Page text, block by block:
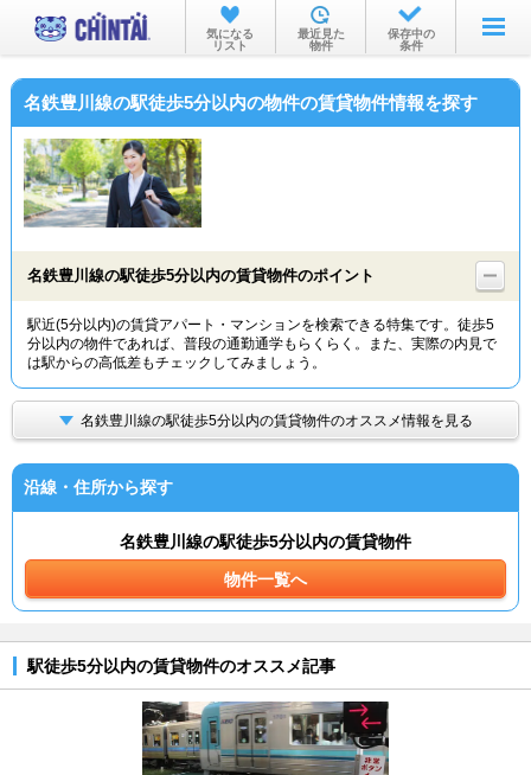
お部屋を探す
沿線・駅から
物件特集から
TOP
気になる
リスト
最近見た
物件
保存中の
条件
名鉄豊川線の駅徒歩5分以内の物件の賃貸物件情報を探す
名鉄豊川線の駅徒歩5分以内の賃貸物件のポイント
駅近(5分以内)の賃貸アパート・マンションを検索できる特集です。徒歩5
分以内の物件であれば、普段の通勤通学もらくらく。また、実際の内見で
は駅からの高低差もチェックしてみましょう。
名鉄豊川線の駅徒歩5分以内の賃貸物件のオススメ情報を見る
沿線・住所から探す
名鉄豊川線の駅徒歩5分以内の賃貸物件
物件一覧へ
駅徒歩5分以内の賃貸物件のオススメ記事